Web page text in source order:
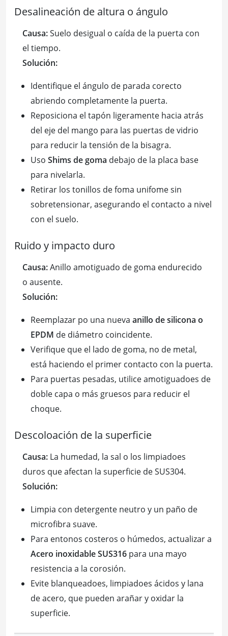
Desalineación de altura o ángulo
Causa:Suelo desigual o caída de la puerta con
el tiempo.
Solución:
Identifique el ángulo de parada corecto
abriendo completamente la puerta.
Reposiciona el tapón ligeramente hacia atrás
del eje del mango para las puertas de vidrio
para reducir la tensión de la bisagra.
Uso Shims de goma debajo de la placa base
para nivelarla.
Retirar los tonillos de foma unifome sin
sobretensionar, asegurando el contacto a nivel
con el suelo.
Ruido y impacto duro
Causa:Anillo amotiguado de goma endurecido
o ausente.
Solución:
Reemplazar po una nueva anillo de silicona o
EPDM de diámetro coincidente.
Verifique que el lado de goma, no de metal,
está haciendo el primer contacto con la puerta.
Para puertas pesadas, utilice amotiguadoes de
doble capa o más gruesos para reducir el
choque.
Descoloación de la superficie
Causa: La humedad, la sal o los limpiadoes
duros que afectan la superficie de SUS304.
Solución:
Limpia con detergente neutro y un paño de
microfibra suave.
Para entonos costeros o húmedos, actualizar a
Acero inoxidable SUS316 para una mayo
resistencia a la corosión.
Evite blanqueadoes, limpiadoes ácidos y lana
de acero, que pueden arañar y oxidar la
superficie.